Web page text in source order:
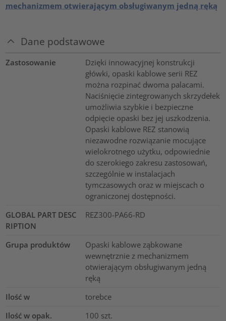
mechanizmem otwierającym obsługiwanym jedną ręką
Dane podstawowe
Zastosowanie
Dzięki innowacyjnej konstrukcji
główki, opaski kablowe serii REZ
można rozpinać dwoma palacami.
Naciśnięcie zintegrowanych skrzydełek
umożliwia szybkie i bezpieczne
odpięcie opaski bez jej uszkodzenia.
Opaski kablowe REZ stanowią
niezawodne rozwiązanie mocujące
wielokrotnego użytku, odpowiednie
do szerokiego zakresu zastosowań,
szczególnie w instalacjach
tymczasowych oraz w miejscach o
ograniczonej dostępności.
GLOBAL PART DESC
RIPTION
REZ300-PA66-RD
Grupa produktów
Opaski kablowe ząbkowane
wewnętrznie z mechanizmem
otwierającym obsługiwanym jedną
ręką
Ilość w
torebce
Ilość w opak.
100 szt.